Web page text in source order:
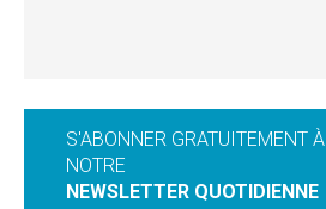
S'ABONNER GRATUITEMENT À
NOTRE
NEWSLETTER QUOTIDIENNE